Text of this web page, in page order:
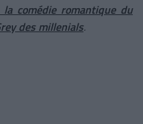
la comédie romantique du
des millenials.